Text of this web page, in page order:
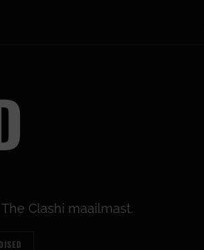
Clashi maailmast.